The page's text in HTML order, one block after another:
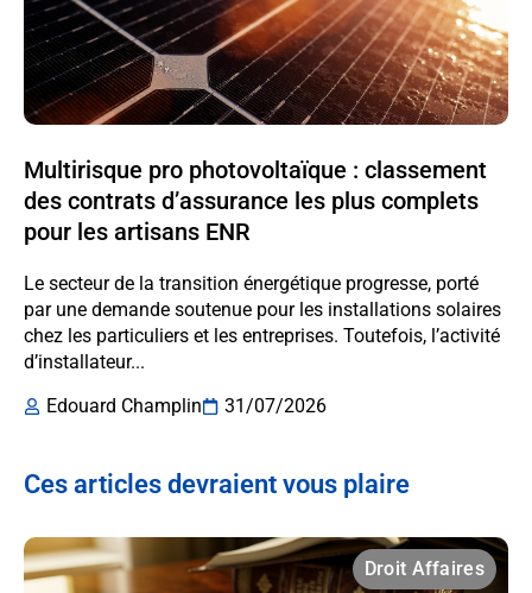
Multirisque pro photovoltaïque : classement
des contrats d’assurance les plus complets
pour les artisans ENR
Le secteur de la transition énergétique progresse, porté
par une demande soutenue pour les installations solaires
chez les particuliers et les entreprises. Toutefois, l’activité
d’installateur...
Edouard Champlin
31/07/2026
Ces articles devraient vous plaire
Droit Affaires